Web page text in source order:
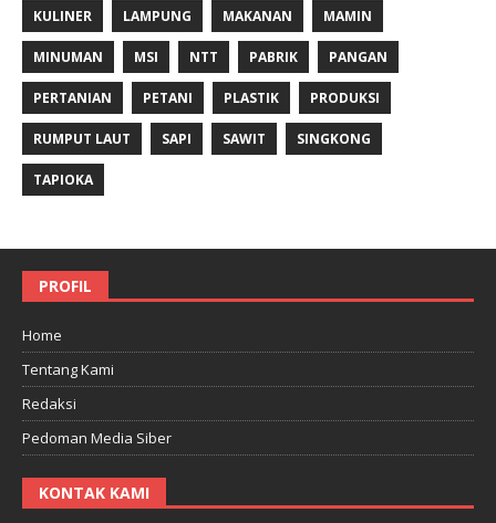
KULINER LAMPUNG MAKANAN MAMIN
MINUMAN MSI NTT PABRIK PANGAN
PERTANIAN PETANI PLASTIK PRODUKSI
RUMPUT LAUT SAPI SAWIT SINGKONG
TAPIOKA
PROFIL
Home
Tentang Kami
Redaksi
Pedoman Media Siber
KONTAK KAMI